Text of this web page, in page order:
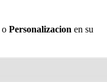
o Personalizacion en su